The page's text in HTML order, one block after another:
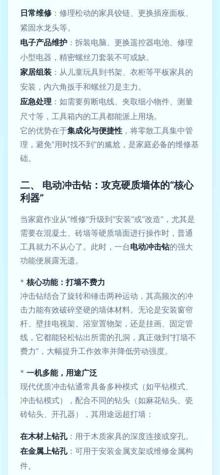
日常维修 ：修理松动的家具铰链、更换插座面板、
紧固水龙头等。
电子产品维护 ：拆装电脑、更换遥控器电池、修理
小型电器，精密螺丝刀套装不可或缺。
家居组装 ：从儿童玩具到书架、衣柜等平板家具的
安装，内六角扳手和螺丝刀是主力。
应急处理 ：如需要剪断电线、夹取细小物件、测量
尺寸等，工具箱内的工具都能派上用场。
它的优势在于集成化与便捷性 ，将零散工具集中管
理，避免“用时找不到”的尴尬，是家庭必备的维修基
础。
二、 电动冲击钻：攻克硬质墙体的“核心
利器”
当家庭作业从“维修”升级到“安装”或“改造”，尤其是
需要在混凝土、砖墙等硬质墙面进行操作时，普通
工具就力不从心了。此时，一台电动冲击钻的强大
功能便展露无遗。
* 核心功能：打墙不费力
冲击钻结合了旋转和锤击两种运动，其高频次的冲
击力能有效破碎坚硬的墙体材料。无论是安装窗帘
杆、壁挂电视架、浴室置物架，还是挂画、固定管
线，它都能轻松钻出所需的孔洞，真正做到“打墙不
费力”，大幅提升工作效率并降低劳动强度。
* 一机多能，用途广泛
现代优质冲击钻通常具备多种模式（如平钻模式、
冲击钻模式），配合不同的钻头（如麻花钻头、瓷
砖钻头、开孔器），其用途远超打墙：
在木材上钻孔：用于木质家具的深度连接或穿孔。
在金属上钻孔：可用于安装金属支架或维修金属构
件。